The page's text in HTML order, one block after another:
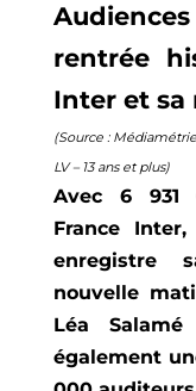
rentrée
Inter et sa
(Source :
LV – 13 ans et plus)
Avec 6 931
France
enregistre
nouvelle
Léa
également